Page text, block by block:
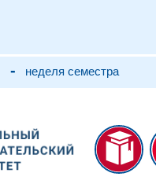
- неделя семестра